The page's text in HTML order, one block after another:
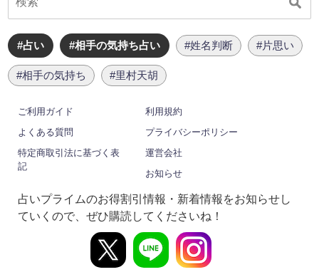
#占い #相手の気持ち占い #姓名判断 #片思い
#相手の気持ち #里村天胡
ご利用ガイド
利用規約
よくある質問
プライバシーポリシー
特定商取引法に基づく表
記
運営会社
お知らせ
占いプライムのお得割引情報・新着情報をお知らせし
ていくので、ぜひ購読してくださいね！